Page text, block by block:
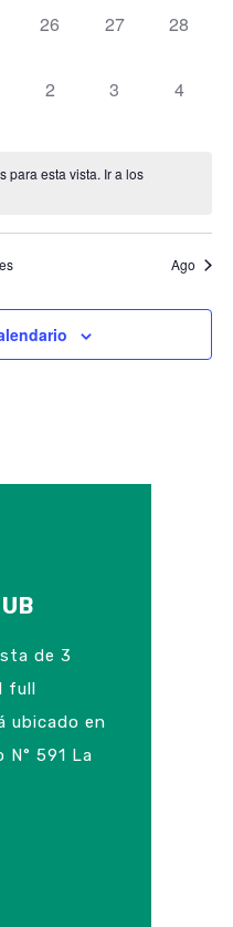
de
0
26
0
27
0
28
0
2
0
3
0
4
para esta vista. Ir a los
Ago
de 3
full
ubicado en
N° 591 La